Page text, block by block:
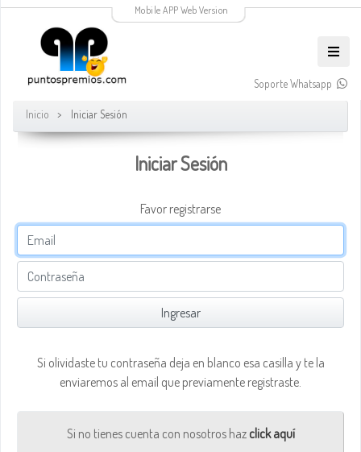
Mobile APP Web Version
Soporte Whatsapp
Inicio Iniciar Sesión
Iniciar Sesión
Favor registrarse
Si olividaste tu contraseña deja en blanco esa casilla y te la
enviaremos al email que previamente registraste.
Si no tienes cuenta con nosotros haz click aquí